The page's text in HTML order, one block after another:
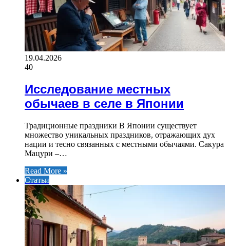
19.04.2026
40
Исследование местных
обычаев в селе в Японии
Традиционные праздники В Японии существует
множество уникальных праздников, отражающих дух
нации и тесно связанных с местными обычаями. Сакура
Мацури –…
Read More »
Статьи